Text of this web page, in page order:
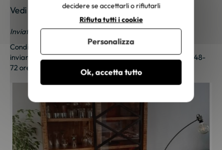
Vedi le foto dei nostri clienti
Inviateci le vostre foto; una piccola sorpresa vi aspetta!
Condividi le tue foto e ricevi una sorpresa!
inviarci le tue foto. Un piccolo regalo ti sarà inviato entro 48-
72 ore lavorative. Grazie per la tua fedeltà!
decidere se accettarli o rifiutarli
Ok, accetta tutto
Rifiuta tutti i cookie
Personalizza